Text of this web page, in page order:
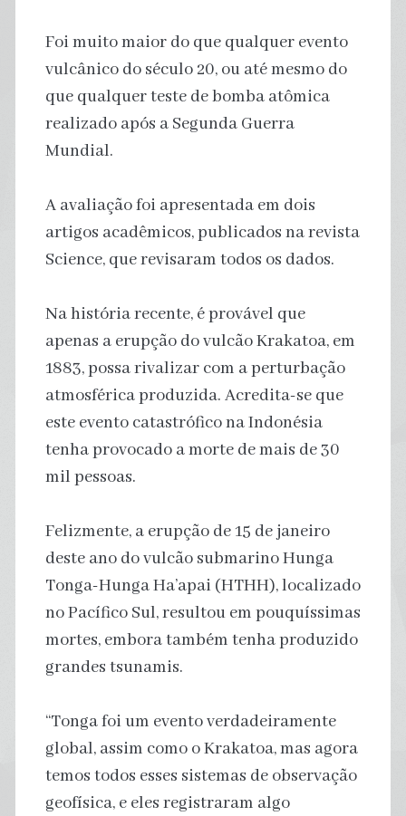
Foi muito maior do que qualquer evento
vulcânico do século 20, ou até mesmo do
que qualquer teste de bomba atômica
realizado após a Segunda Guerra
Mundial.
A avaliação foi apresentada em dois
artigos acadêmicos, publicados na revista
Science, que revisaram todos os dados.
Na história recente, é provável que
apenas a erupção do vulcão Krakatoa, em
1883, possa rivalizar com a perturbação
atmosférica produzida. Acredita-se que
este evento catastrófico na Indonésia
tenha provocado a morte de mais de 30
mil pessoas.
Felizmente, a erupção de 15 de janeiro
deste ano do vulcão submarino Hunga
Tonga-Hunga Ha’apai (HTHH), localizado
no Pacífico Sul, resultou em pouquíssimas
mortes, embora também tenha produzido
grandes tsunamis.
“Tonga foi um evento verdadeiramente
global, assim como o Krakatoa, mas agora
temos todos esses sistemas de observação
geofísica, e eles registraram algo